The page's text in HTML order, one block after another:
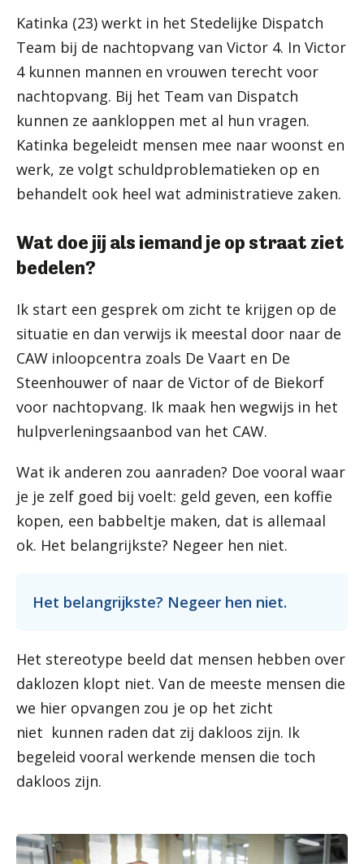
Katinka (23) werkt in het Stedelijke Dispatch
Team bij de nachtopvang van Victor 4. In Victor
4 kunnen mannen en vrouwen terecht voor
nachtopvang. Bij het Team van Dispatch
kunnen ze aankloppen met al hun vragen.
Katinka begeleidt mensen mee naar woonst en
werk, ze volgt schuldproblematieken op en
behandelt ook heel wat administratieve zaken.
Wat doe jij als iemand je op straat ziet
bedelen?
Ik start een gesprek om zicht te krijgen op de
situatie en dan verwijs ik meestal door naar de
CAW inloopcentra zoals De Vaart en De
Steenhouwer of naar de Victor of de Biekorf
voor nachtopvang. Ik maak hen wegwijs in het
hulpverleningsaanbod van het CAW.
Wat ik anderen zou aanraden? Doe vooral waar
je je zelf goed bij voelt: geld geven, een koffie
kopen, een babbeltje maken, dat is allemaal
ok. Het belangrijkste? Negeer hen niet.
Het belangrijkste? Negeer hen niet.
Het stereotype beeld dat mensen hebben over
daklozen klopt niet. Van de meeste mensen die
we hier opvangen zou je op het zicht
niet kunnen raden dat zij dakloos zijn. Ik
begeleid vooral werkende mensen die toch
dakloos zijn.